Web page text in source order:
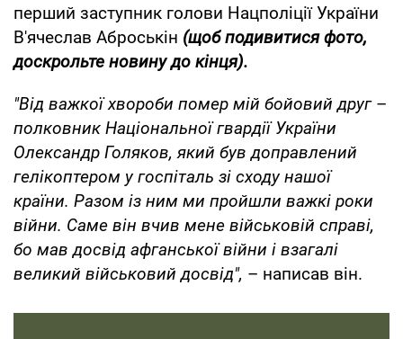
перший заступник голови Нацполіції України
В'ячеслав Аброськін (щоб подивитися фото,
доскрольте новину до кінця).
"Від важкої хвороби помер мій бойовий друг–
полковник Національної гвардії України
Олександр Голяков, який був доправлений
гелікоптером у госпіталь зі сходу нашої
країни. Разом із ним ми пройшли важкі роки
війни. Саме він вчив мене військовій справі,
бо мав досвід афганської війни і взагалі
великий військовий досвід", – написав він.